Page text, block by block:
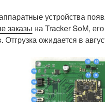
устройства
заказы на Tracker SoM,
ожидается в